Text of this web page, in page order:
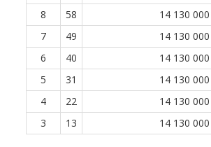
8
58
14 130 000
7
49
14 130 000
6
40
14 130 000
5
31
14 130 000
4
22
14 130 000
3
13 14 130 000